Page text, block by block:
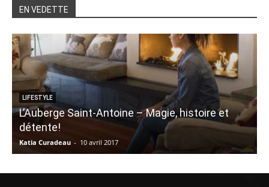
EN VEDETTE
LIFESTYLE
L’Auberge Saint-Antoine – Magie, histoire et
détente!
Katia Curadeau - 10 avril 2017